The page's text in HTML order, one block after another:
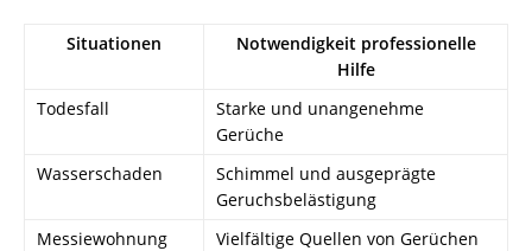
Situationen
Notwendigkeit professionelle
Hilfe
Todesfall
Starke und unangenehme
Gerüche
Wasserschaden
Schimmel und ausgeprägte
Geruchsbelästigung
Messiewohnung
Vielfältige Quellen von Gerüchen